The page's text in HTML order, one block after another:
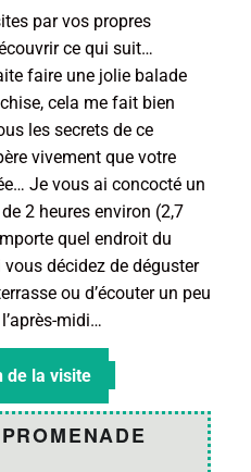
par vos propres
ce qui suit…
faire une jolie balade
cela me fait bien
les secrets de ce
vivement que votre
Je vous ai concocté un
2 heures environ (2,7
quel endroit du
décidez de déguster
ou d’écouter un peu
midi…
de la visite